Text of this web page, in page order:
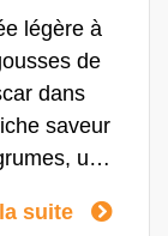
légère à
de
dans
saveur
un
suite